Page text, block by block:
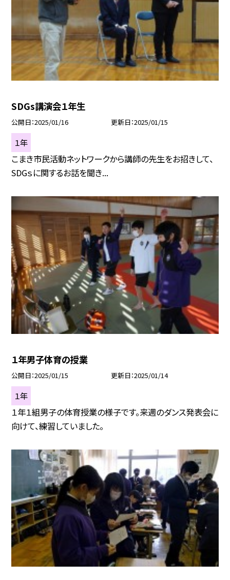
SDGs講演会１年生
公開日 2025/01/16 更新日 2025/01/15
１年
こまき市民活動ネットワークから講師の先生をお招きして、
SDGｓに関するお話を聞き...
１年男子体育の授業
公開日 2025/01/15 更新日 2025/01/14
１年
１年１組男子の体育授業の様子です。来週のダンス発表会に
向けて、練習していました。